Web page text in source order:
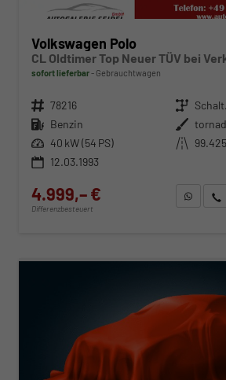
Volkswagen Polo
CL Oldtimer Top Neuer TÜV bei
sofort lieferbar Gebrauchtwagen
Fahrzeugnr. 78216 Getriebe
Kraftstoff Benzin Außenfarbe
Leistung 40 kW (54 PS) Kilometerstand
12.03.1993
4.999,– €
Differenzbesteuert